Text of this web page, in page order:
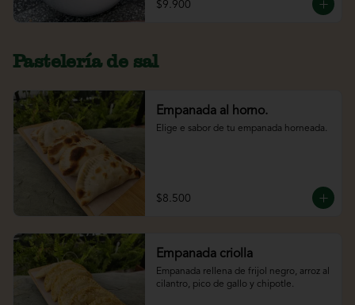
$9.900
Pastelería de sal
Empanada al horno.
Elige e sabor de tu empanada horneada.
$8.500
Empanada criolla
Empanada rellena de frijol negro, arroz al
cilantro, pico de gallo y chipotle.